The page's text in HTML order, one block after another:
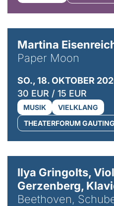
Martina
Paper Moon
SO., 18. OKTOBER
30 EUR / 15 EUR
MUSIK
VIELKLANG
THEATERFORUM
Ilya Gringolts,
Gerzenberg,
Beethoven,